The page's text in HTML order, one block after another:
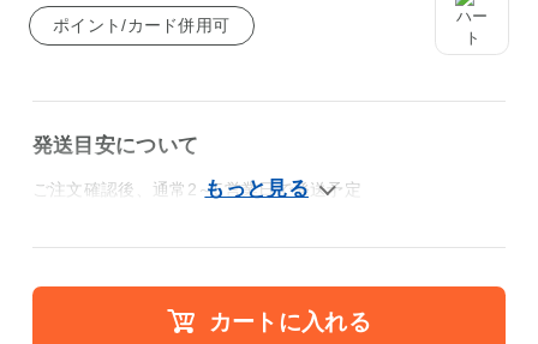
ポイント/カード併用可
発送目安について
ご注文確認後、通常2～5営業日で発送予定
カートに入れる